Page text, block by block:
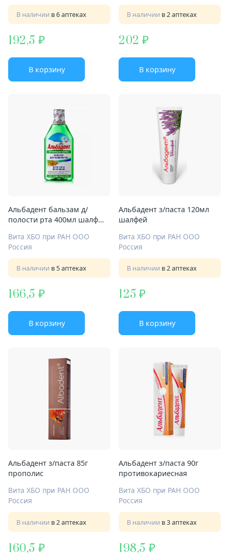
В наличии в 6 аптеках
192,5
В корзину
В наличии в 2 аптеках
202
В корзину
Альбадент бальзам д/
полости рта 400мл шалф
Вита ХБО при РАН ООО
Россия
В наличии в 5 аптеках
166,5
В корзину
Альбадент з/паста 120мл
шалфей
Вита ХБО при РАН ООО
Россия
В наличии в 2 аптеках
125
В корзину
Альбадент з/паста 85г
прополис
Вита ХБО при РАН ООО
Россия
В наличии в 2 аптеках
160,5
Альбадент з/паста 90г
противокариесная
Вита ХБО при РАН ООО
Россия
В наличии в 3 аптеках
198,5